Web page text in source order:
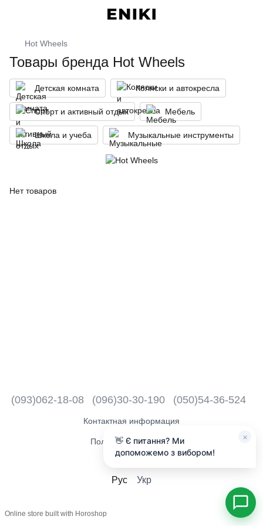
Hot Wheels
Товары бренда Hot Wheels
Детская комната Коляски и автокресла
Спорт и активный отдых Мебель
Школа и учеба Музыкальные инструменты
Нет товаров
(093)062-18-08 (096)30-30-190 (050)54-36-524
Контактная информация
Полная версия сайта
Рус Укр
Online store built with Horoshop
×
👋 Є питання? Ми
допоможемо з вибором!